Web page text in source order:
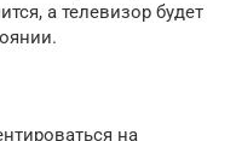
а телевизор будет
на